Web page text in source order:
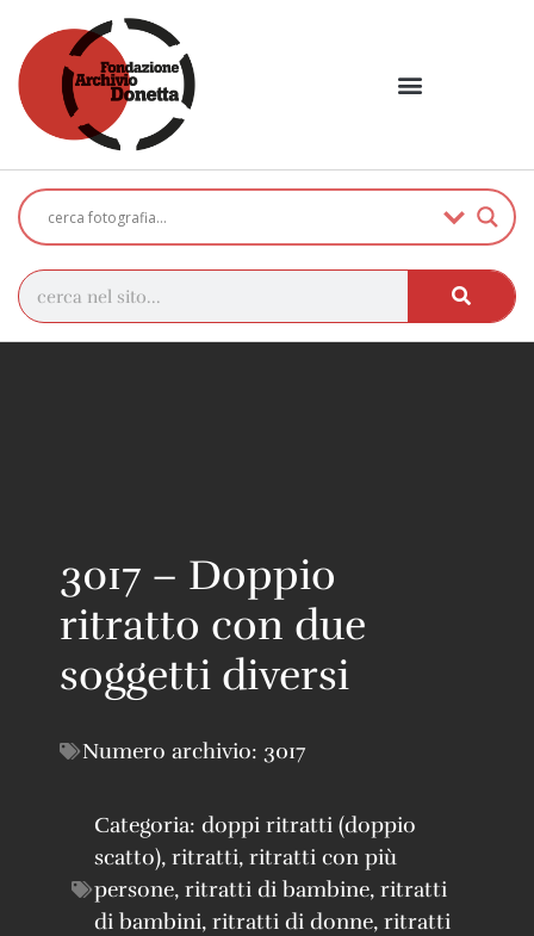
3017 – Doppio
ritratto con due
soggetti diversi
Numero archivio: 3017
Categoria: doppi ritratti (doppio
scatto), ritratti, ritratti con più
persone, ritratti di bambine, ritratti
di bambini, ritratti di donne, ritratti